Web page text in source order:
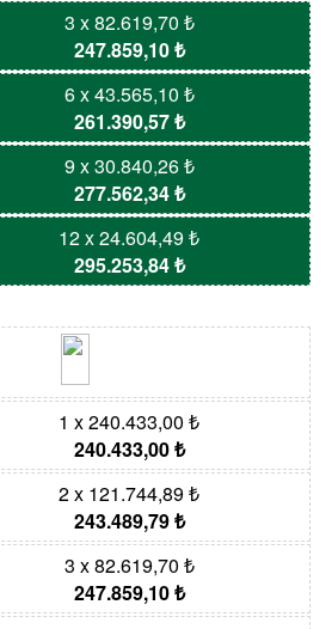
3 x 82.619,70 ₺
247.859,10 ₺
6 x 43.565,10 ₺
261.390,57 ₺
9 x 30.840,26 ₺
277.562,34 ₺
12 x 24.604,49 ₺
295.253,84 ₺
1 x 240.433,00 ₺
240.433,00 ₺
2 x 121.744,89 ₺
243.489,79 ₺
3 x 82.619,70 ₺
247.859,10 ₺